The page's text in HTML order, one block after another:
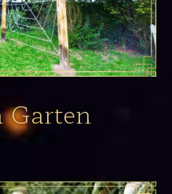
Garten